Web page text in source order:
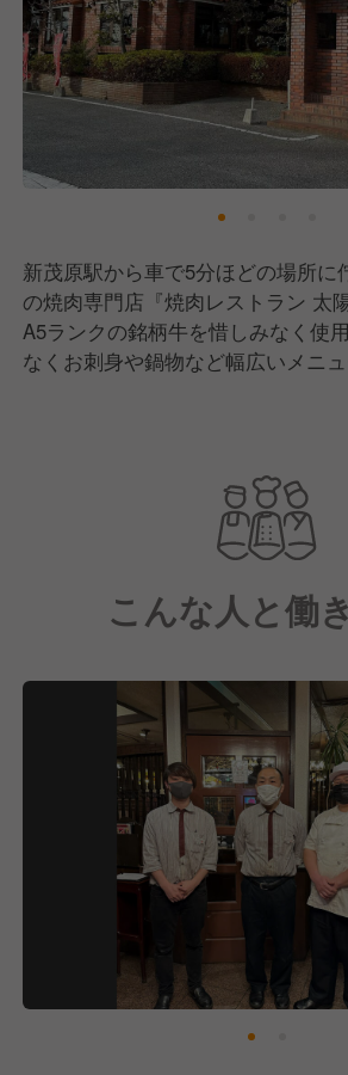
新茂原駅から車で5分ほどの場所に
の焼肉専門店『焼肉レストラン 太
A5ランクの銘柄牛を惜しみなく使
なくお刺身や鍋物など幅広いメニュ
供することを大切にし、手間暇を
何よりも"おいしさ"にこだわり、心
今後も地域のお客様に、そしてこ
ります。
そして、将来を見据えて社員比率
新しい仲間を募集中です！
こんな人と働